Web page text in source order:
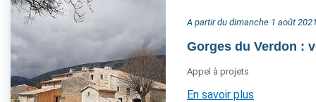
A partir du dimanche 1 août
Gorges du Verdon :
Appel à projets
En savoir plus